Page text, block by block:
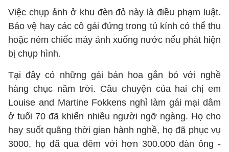
Việc chụp ảnh ở khu đèn đỏ này là điều phạm luật.
Bảo vệ hay các cô gái đứng trong tủ kính có thể thu
hoặc ném chiếc máy ảnh xuống nước nếu phát hiện
bị chụp hình.
Tại đây có những gái bán hoa gắn bó với nghề
hàng chục năm trời. Câu chuyện của hai chị em
Louise and Martine Fokkens nghỉ làm gái mại dâm
ở tuổi 70 đã khiến nhiều người ngỡ ngàng. Họ cho
hay suốt quãng thời gian hành nghề, họ đã phục vụ
3000, họ đã qua đêm với hơn 300.000 đàn ông -